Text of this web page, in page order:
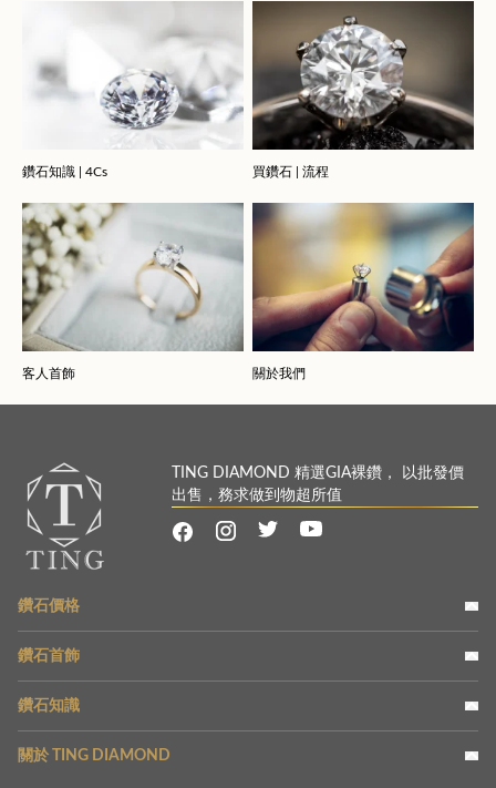
鑽石知識 | 4Cs 買鑽石 | 流程
客人首飾 關於我們
TING DIAMOND 精選GIA裸鑽， 以批發價
出售，務求做到物超所值
鑽石價格
鑽石首飾
鑽石知識
關於 TING DIAMOND